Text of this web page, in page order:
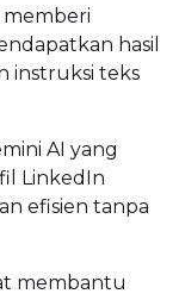
hasil
instruksi teks
AI yang
LinkedIn
efisien tanpa
membantu